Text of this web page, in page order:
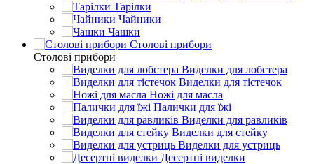
Тарілки
Чайники
Чашки
Столові прибори
Столові прибори
Виделки для лобстера
Виделки для тістечок
Ножі для масла
Палички для їжі
Виделки для равликів
Виделки для стейку
Виделки для устриць
Десертні виделки